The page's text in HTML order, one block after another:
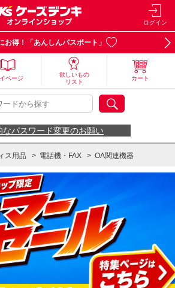
ログイン
お得！「あんしんパスポート」
ページ
欲しいもの
リスト
カート
なパスワード変更のお願い
ス用品 > 電話機・FAX > OA関連機器
ス用品 > OA関連機器